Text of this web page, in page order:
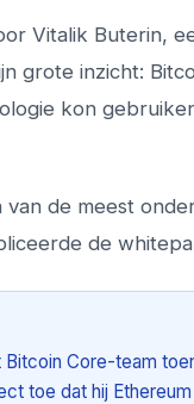
Vitalik Buterin,
grote inzicht:
kon
van de meest
de
Core-team
toe dat hij